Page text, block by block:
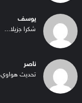
يوسف
شكرا جزيلا...
ناصر
تحديث هواوي 8...